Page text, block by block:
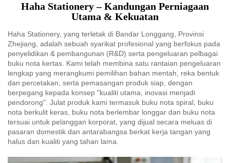
Haha Stationery – Kandungan Perniagaan
Utama & Kekuatan
Haha Stationery, yang terletak di Bandar Longgang, Provinsi
Zhejiang, adalah sebuah syarikat profesional yang berfokus pada
penyelidikan & pembangunan (R&D) serta pengeluaran pelbagai
buku nota kertas. Kami telah membina satu rantaian pengeluaran
lengkap yang merangkumi pemilihan bahan mentah, reka bentuk
dan percetakan, serta pemasangan produk siap, dengan
berpegang kepada konsep "kualiti utama, inovasi menjadi
pendorong". Julat produk kami termasuk buku nota spiral, buku
nota berkulit keras, buku nota berlembar longgar dan buku nota
tersuai untuk pelanggan korporat, yang dijual secara meluas di
pasaran domestik dan antarabangsa berkat kerja tangan yang
halus dan kualiti yang tahan lama.